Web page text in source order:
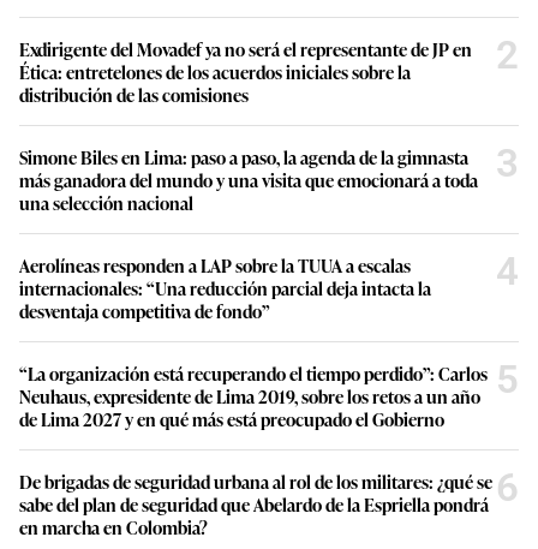
Exdirigente del Movadef ya no será el representante de JP en
Ética: entretelones de los acuerdos iniciales sobre la
distribución de las comisiones
2
Simone Biles en Lima: paso a paso, la agenda de la gimnasta
más ganadora del mundo y una visita que emocionará a toda
una selección nacional
3
Aerolíneas responden a LAP sobre la TUUA a escalas
internacionales: “Una reducción parcial deja intacta la
desventaja competitiva de fondo”
4
“La organización está recuperando el tiempo perdido”: Carlos
Neuhaus, expresidente de Lima 2019, sobre los retos a un año
de Lima 2027 y en qué más está preocupado el Gobierno
5
De brigadas de seguridad urbana al rol de los militares: ¿qué se
sabe del plan de seguridad que Abelardo de la Espriella pondrá
en marcha en Colombia?
6